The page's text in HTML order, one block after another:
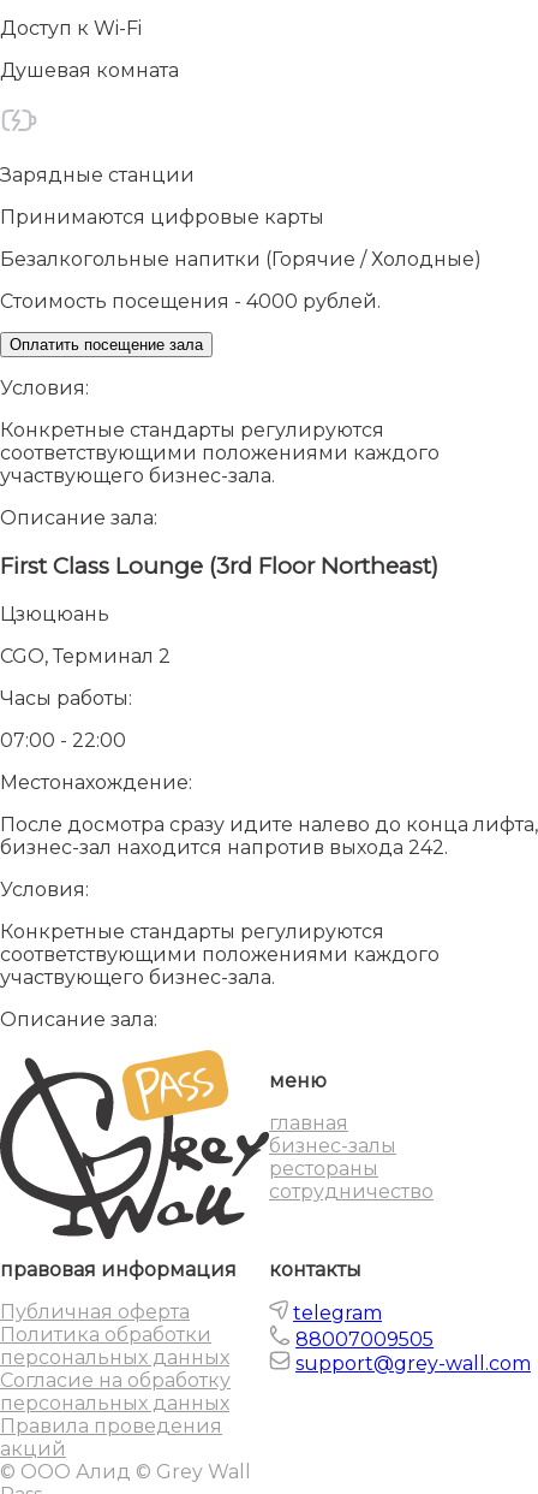
Доступ к Wi-Fi
Душевая комната
Зарядные станции
Принимаются цифровые карты
Безалкогольные напитки (Горячие / Холодные)
Стоимость посещения - 4000 рублей.
Оплатить посещение зала
Условия:
Конкретные стандарты регулируются
соответствующими положениями каждого
участвующего бизнес-зала.
Описание зала:
First Class Lounge (3rd Floor Northeast)
Цзюцюань
CGO, Терминал 2
Часы работы:
07:00 - 22:00
Местонахождение:
После досмотра сразу идите налево до конца лифта,
бизнес-зал находится напротив выхода 242.
Условия:
Конкретные стандарты регулируются
соответствующими положениями каждого
участвующего бизнес-зала.
Описание зала:
меню
главная
бизнес-залы
рестораны
сотрудничество
правовая информация
Публичная оферта
Политика обработки
персональных данных
Согласие на обработку
персональных данных
Правила проведения
акций
© ООО Алид © Grey Wall
контакты
telegram
88007009505
support@grey-wall.com